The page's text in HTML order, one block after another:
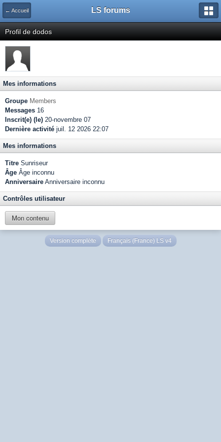
← Accueil LS forums
Profil de dodos
Mes informations
Groupe Members
Messages 16
Inscrit(e) (le) 20-novembre 07
Dernière activité juil. 12 2026 22:07
Mes informations
Titre Sunriseur
Âge Âge inconnu
Anniversaire Anniversaire inconnu
Contrôles utilisateur
Mon contenu
Version complète Français (France) LS v4